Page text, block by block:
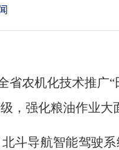
省农机化技术推广
，强化粮油作业大
斗导航智能驾驶